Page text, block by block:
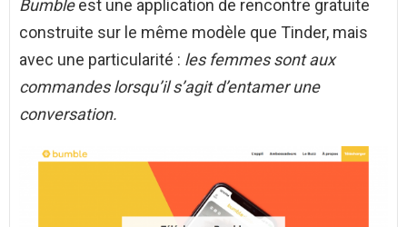
Bumbleest une application de rencontre gratuite
construite sur le même modèle que Tinder, mais
avec une particularité : les femmes sont aux
commandes lorsqu’il s’agit d’entamer une
conversation.